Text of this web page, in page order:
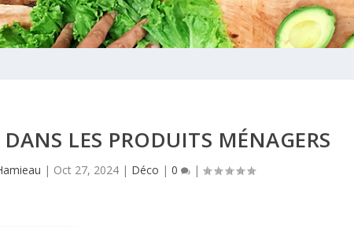
LES PRODUITS MÉNAGERS
| Oct 27, 2024 | Déco |0 |